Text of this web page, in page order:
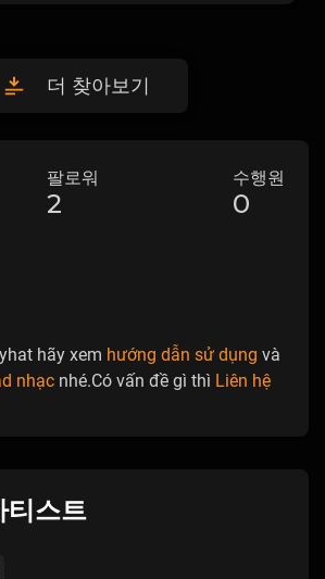
더 찾아보기
팔로워
2
수행원
0
hãy xem hướng dẫn sử dụng và
nhạc nhé.Có vấn đề gì thì Liên hệ
티스트